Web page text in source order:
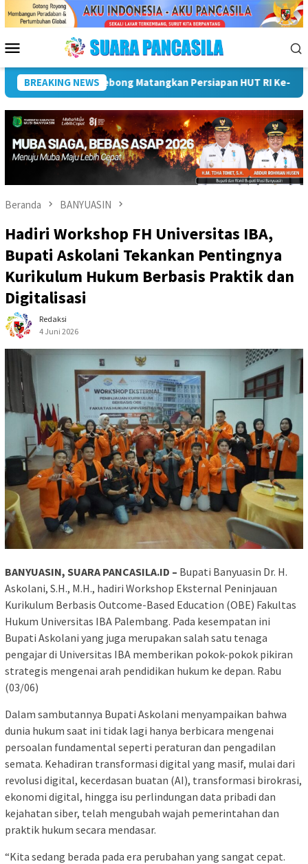
Menu
Mobile
BREAKING NEWS
Pemusnahan Barang Bukti 88 Perkara Di Kejari Rejang Lebong
Beranda BANYUASIN
Hadiri Workshop FH Universitas IBA,
Bupati Askolani Tekankan Pentingnya
Kurikulum Hukum Berbasis Praktik dan
Digitalisasi
Redaksi
4 Juni 2026
BANYUASIN, SUARA PANCASILA.ID – Bupati Banyuasin Dr. H.
Askolani, S.H., M.H., hadiri Workshop Eksternal Peninjauan
Kurikulum Berbasis Outcome-Based Education (OBE) Fakultas
Hukum Universitas IBA Palembang. Pada kesempatan ini
Bupati Askolani yang juga merupakan salah satu tenaga
pengajar di Universitas IBA memberikan pokok-pokok pikiran
strategis mengenai arah pendidikan hukum ke depan. Rabu
(03/06)
Dalam sambutannya Bupati Askolani menyampaikan bahwa
dunia hukum saat ini tidak lagi hanya berbicara mengenai
persoalan fundamental seperti peraturan dan pengadilan
semata. Kehadiran transformasi digital yang masif, mulai dari
revolusi digital, kecerdasan buatan (AI), transformasi birokrasi,
ekonomi digital, hingga isu perlindungan data pribadi dan
kejahatan siber, telah mengubah wajah pemerintahan dan
praktik hukum secara mendasar.
“Kita sedang berada pada era perubahan yang sangat cepat.